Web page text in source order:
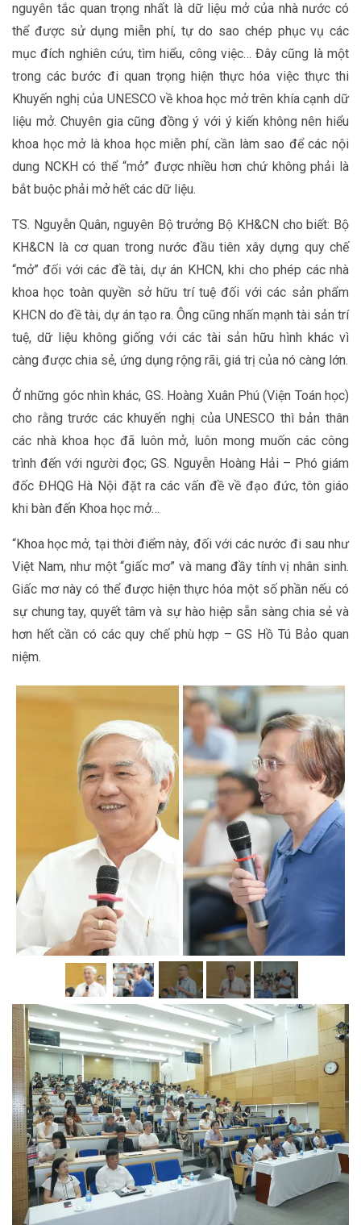
nguyên tắc quan trọng nhất là dữ liệu mở của nhà nước có
thể được sử dụng miễn phí, tự do sao chép phục vụ các
mục đích nghiên cứu, tìm hiểu, công việc… Đây cũng là một
trong các bước đi quan trọng hiện thực hóa việc thực thi
Khuyến nghị của UNESCO về khoa học mở trên khía cạnh dữ
liệu mở. Chuyên gia cũng đồng ý với ý kiến không nên hiểu
khoa học mở là khoa học miễn phí, cần làm sao để các nội
dung NCKH có thể “mở” được nhiều hơn chứ không phải là
bắt buộc phải mở hết các dữ liệu.
TS. Nguyễn Quân, nguyên Bộ trưởng Bộ KH&CN cho biết: Bộ
KH&CN là cơ quan trong nước đầu tiên xây dựng quy chế
“mở” đối với các đề tài, dự án KHCN, khi cho phép các nhà
khoa học toàn quyền sở hữu trí tuệ đối với các sản phẩm
KHCN do đề tài, dự án tạo ra. Ông cũng nhấn mạnh tài sản trí
tuệ, dữ liệu không giống với các tài sản hữu hình khác vì
càng được chia sẻ, ứng dụng rộng rãi, giá trị của nó càng lớn.
Ở những góc nhìn khác, GS. Hoàng Xuân Phú (Viện Toán học)
cho rằng trước các khuyến nghị của UNESCO thì bản thân
các nhà khoa học đã luôn mở, luôn mong muốn các công
trình đến với người đọc; GS. Nguyễn Hoàng Hải – Phó giám
đốc ĐHQG Hà Nội đặt ra các vấn đề về đạo đức, tôn giáo
khi bàn đến Khoa học mở…
“Khoa học mở, tại thời điểm này, đối với các nước đi sau như
Việt Nam, như một “giấc mơ” và mang đầy tính vị nhân sinh.
Giấc mơ này có thể được hiện thực hóa một số phần nếu có
sự chung tay, quyết tâm và sự hào hiệp sẵn sàng chia sẻ và
hơn hết cần có các quy chế phù hợp – GS Hồ Tú Bảo quan
niệm.